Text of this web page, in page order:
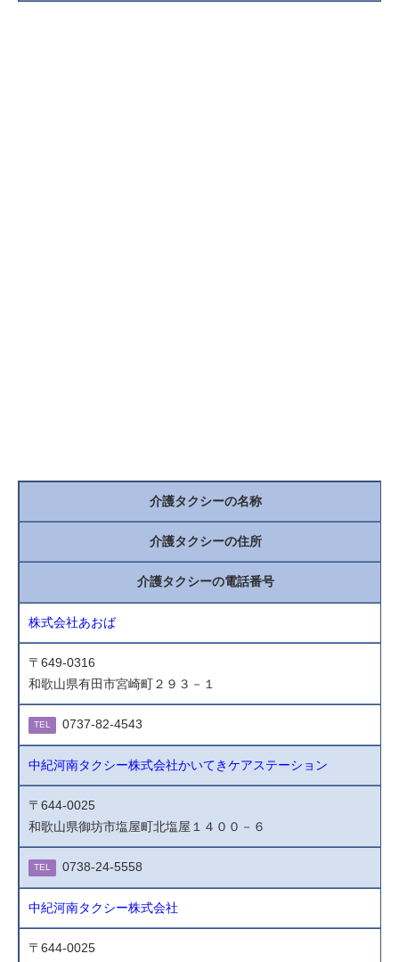
介護タクシーの名称
介護タクシーの住所
介護タクシーの電話番号
株式会社あおば
〒649-0316
和歌山県有田市宮崎町２９３－１
TEL 0737-82-4543
中紀河南タクシー株式会社かいてきケアステーション
〒644-0025
和歌山県御坊市塩屋町北塩屋１４００－６
TEL 0738-24-5558
中紀河南タクシー株式会社
〒644-0025